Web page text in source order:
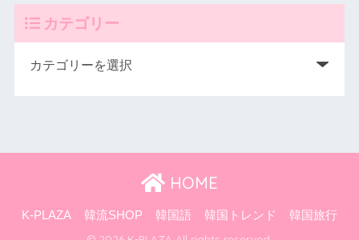
カテゴリー
HOME
K-PLAZA 韓流SHOP 韓国語 韓国トレンド 韓国旅行